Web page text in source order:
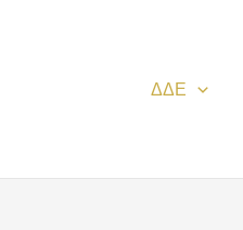
ΔΔΕ